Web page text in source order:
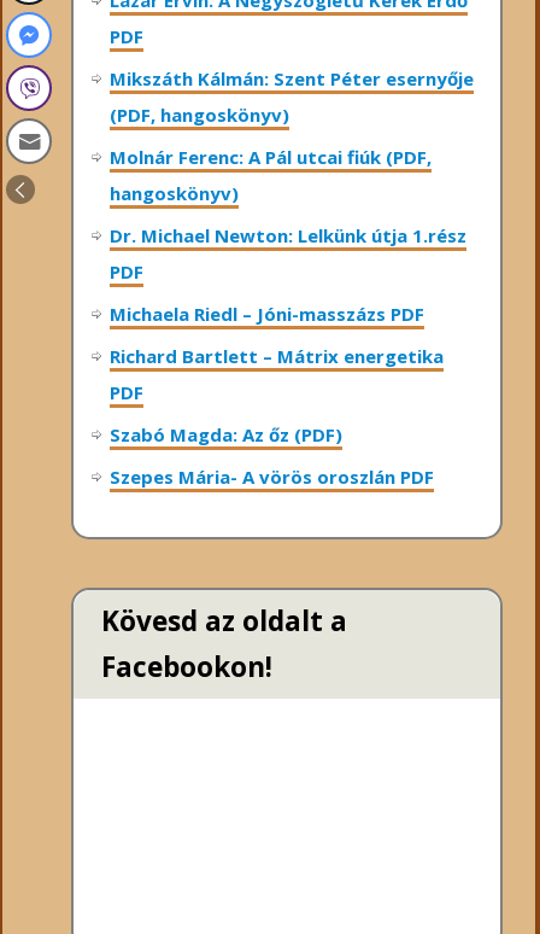
PDF
Mikszáth Kálmán: Szent Péter esernyője
(PDF, hangoskönyv)
Molnár Ferenc: A Pál utcai fiúk (PDF,
hangoskönyv)
Dr. Michael Newton: Lelkünk útja 1.rész
PDF
Michaela Riedl – Jóni-masszázs PDF
Richard Bartlett – Mátrix energetika
PDF
Szabó Magda: Az őz (PDF)
Szepes Mária- A vörös oroszlán PDF
Kövesd az oldalt a
Facebookon!